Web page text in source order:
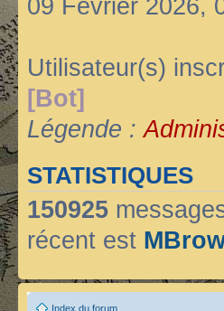
09 Février 2026,
Utilisateur(s)
[Bot]
Légende :
STATISTIQUES
150925
récent est
Index du forum